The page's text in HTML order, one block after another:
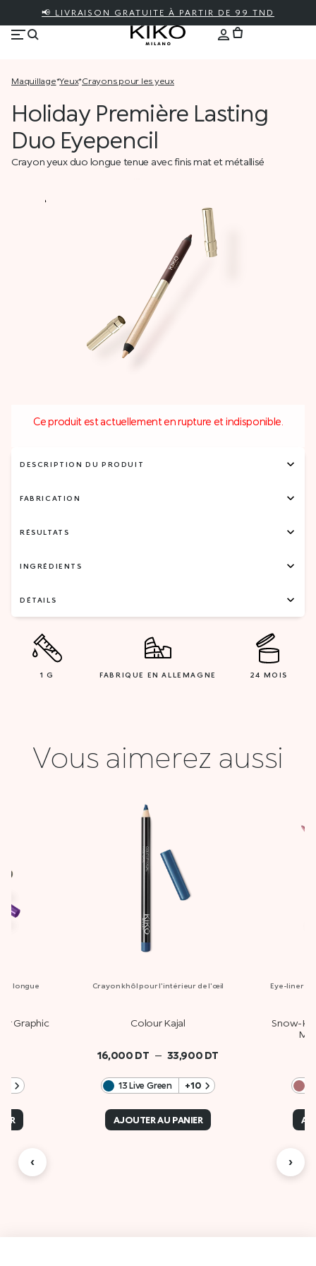
📢 LIVRAISON GRATUITE À PARTIR DE 99 TND
maquillage* yeux* crayons pour les yeux
Holiday Première Lasting
Duo Eyepencil
Crayon yeux duo longue tenue avec finis mat et métallisé
Ce produit est actuellement en rupture et indisponible.
DESCRIPTION DU PRODUIT
FABRICATION
RÉSULTATS
INGRÉDIENTS
DÉTAILS
1 G FABRIQUE EN ALLEMAGNE 24 MOIS
Vous aimerez aussi
longue
Graphic
Crayon khôl pour l'intérieur de l'œil
Colour Kajal
16,000 DT – 33,900 DT
13 Live Green +10
AJOUTER AU PANIER
Eye-liner et
Snow-
‹ ›